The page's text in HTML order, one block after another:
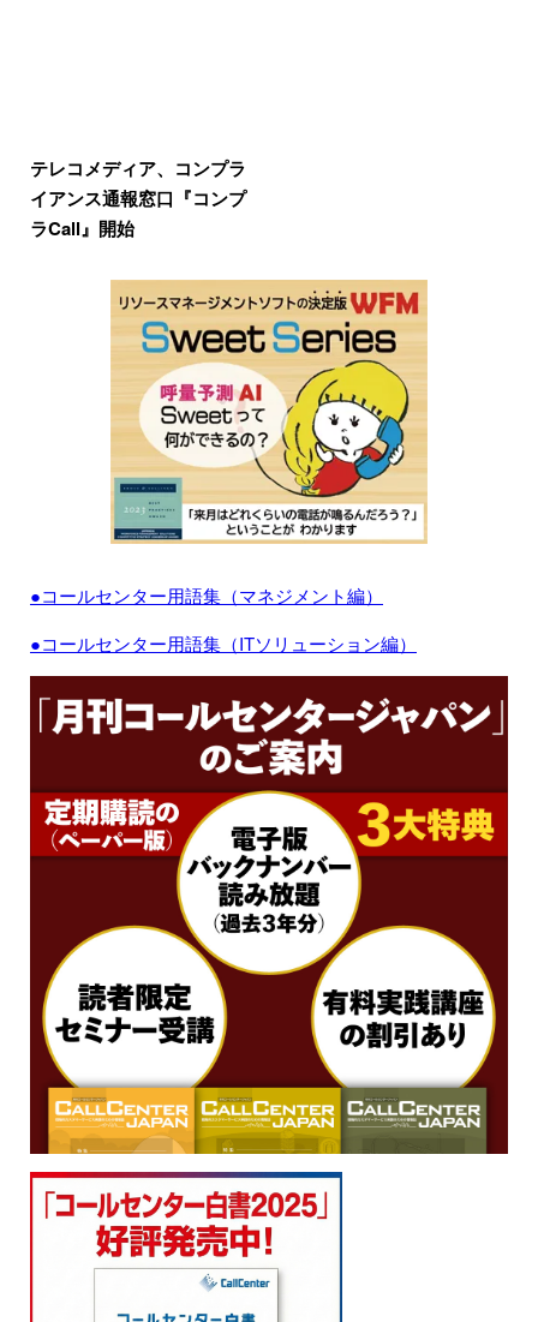
テレコメディア、コンプラ
イアンス通報窓口『コンプ
ラCall』開始
●コールセンター用語集（マネジメント編）
●コールセンター用語集（ITソリューション編）